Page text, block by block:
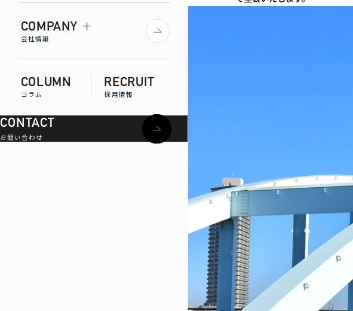
COMPANY
会社情報
COLUMN
コラム
RECRUIT
採用情報
CONTACT
お問い合わせ